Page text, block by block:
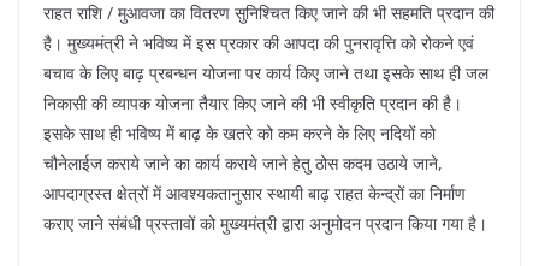
राहत राशि / मुआवजा का वितरण सुनिश्चित किए जाने की भी सहमति प्रदान की
है। मुख्यमंत्री ने भविष्य में इस प्रकार की आपदा की पुनरावृत्ति को रोकने एवं
बचाव के लिए बाढ़ प्रबन्धन योजना पर कार्य किए जाने तथा इसके साथ ही जल
निकासी की व्यापक योजना तैयार किए जाने की भी स्वीकृति प्रदान की है।
इसके साथ ही भविष्य में बाढ़ के खतरे को कम करने के लिए नदियों को
चौनेलाईज कराये जाने का कार्य कराये जाने हेतु ठोस कदम उठाये जाने,
आपदाग्रस्त क्षेत्रों में आवश्यकतानुसार स्थायी बाढ़ राहत केन्द्रों का निर्माण
कराए जाने संबंधी प्रस्तावों को मुख्यमंत्री द्वारा अनुमोदन प्रदान किया गया है।